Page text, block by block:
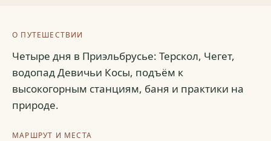
О ПУТЕШЕСТВИИ
Четыре дня в Приэльбрусье: Терскол, Чегет,
водопад Девичьи Косы, подъём к
высокогорным станциям, баня и практики на
природе.
МАРШРУТ И МЕСТА